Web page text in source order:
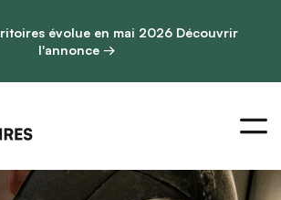
évolue en mai 2026 Découvrir
l'annonce →